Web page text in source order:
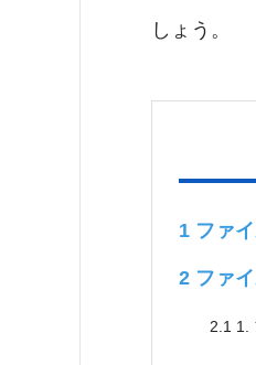
しょう。
1 ファ
2 ファ
2.1 1.